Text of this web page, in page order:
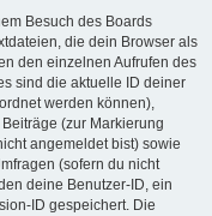
Besuch des Boards
die dein Browser als
den einzelnen Aufrufen des
sind die aktuelle ID deiner
werden können),
(zur Markierung
angemeldet bist) sowie
(sofern du nicht
deine Benutzer-ID, ein
ID gespeichert. Die